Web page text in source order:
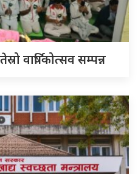
वार्षिकोत्सव सम्पन्न